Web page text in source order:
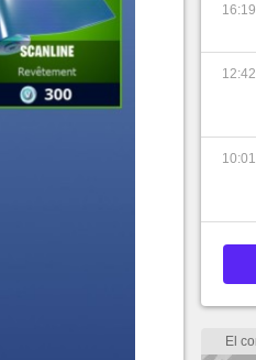
16:19
12:42
10:01